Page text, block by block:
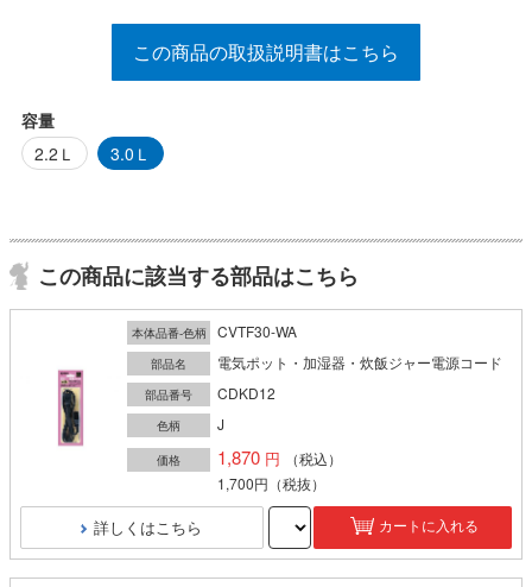
この商品の取扱説明書はこちら
容量
2.2Ｌ
3.0Ｌ
この商品に該当する部品はこちら
本体品番-色柄 CVTF30-WA
部品名 電気ポット・加湿器・炊飯ジャー電源コード
部品番号 CDKD12
色柄 J
価格 1,870
（税込）
1,700円 （税抜）
詳しくはこちら カートに入れる